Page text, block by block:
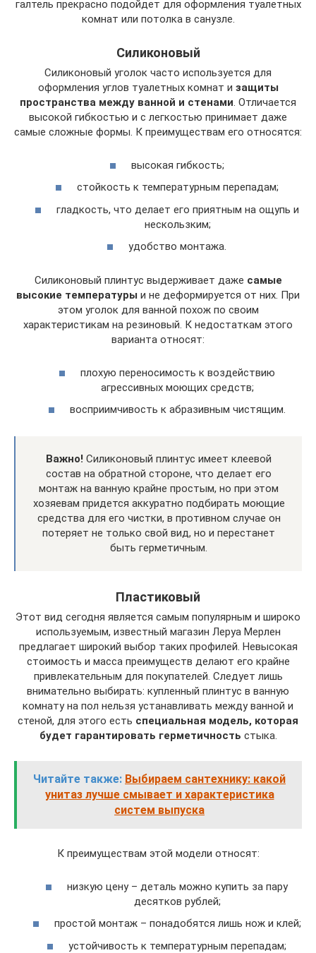
галтель прекрасно подойдет для оформления туалетных
комнат или потолка в санузле.
Силиконовый
Силиконовый уголок часто используется для
оформления углов туалетных комнат и защиты
пространства между ванной и стенами. Отличается
высокой гибкостью и с легкостью принимает даже
самые сложные формы. К преимуществам его относятся:
высокая гибкость;
стойкость к температурным перепадам;
гладкость, что делает его приятным на ощупь и
нескользким;
удобство монтажа.
Силиконовый плинтус выдерживает даже самые
высокие температуры и не деформируется от них. При
этом уголок для ванной похож по своим
характеристикам на резиновый. К недостаткам этого
варианта относят:
плохую переносимость к воздействию
агрессивных моющих средств;
восприимчивость к абразивным чистящим.
Важно! Силиконовый плинтус имеет клеевой
состав на обратной стороне, что делает его
монтаж на ванную крайне простым, но при этом
хозяевам придется аккуратно подбирать моющие
средства для его чистки, в противном случае он
потеряет не только свой вид, но и перестанет
быть герметичным.
Пластиковый
Этот вид сегодня является самым популярным и широко
используемым, известный магазин Леруа Мерлен
предлагает широкий выбор таких профилей. Невысокая
стоимость и масса преимуществ делают его крайне
привлекательным для покупателей. Следует лишь
внимательно выбирать: купленный плинтус в ванную
комнату на пол нельзя устанавливать между ванной и
стеной, для этого есть специальная модель, которая
будет гарантировать герметичность стыка.
Читайте также: Выбираем сантехнику: какой
унитаз лучше смывает и характеристика
систем выпуска
К преимуществам этой модели относят:
низкую цену – деталь можно купить за пару
десятков рублей;
простой монтаж – понадобятся лишь нож и клей;
устойчивость к температурным перепадам;